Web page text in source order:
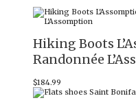
Hiking Boots
Randonnée
$184.99